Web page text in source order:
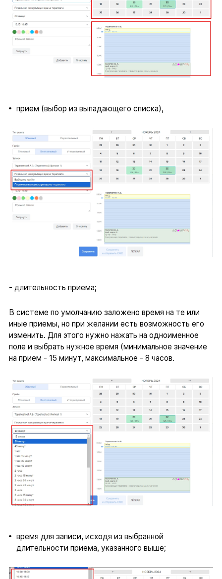
прием (выбор из выпадающего списка),
- длительность приема;
В системе по умолчанию заложено время на те или
иные приемы, но при желании есть возможность его
изменить. Для этого нужно нажать на одноименное
поле и выбрать нужное время (минимальное значение
на прием - 15 минут, максимальное - 8 часов.
время для записи, исходя из выбранной
длительности приема, указанного выше;